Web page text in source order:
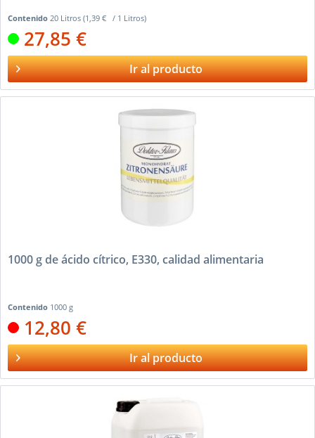
Contenido20 Litros(1,39 € / 1 Litros)
27,85 €
Ir al producto
1000 g de ácido cítrico, E330, calidad alimentaria
Contenido 1000 g
12,80 €
Ir al producto